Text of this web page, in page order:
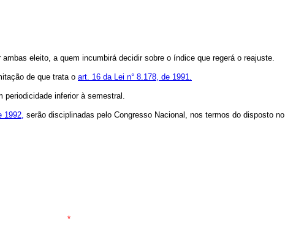
eleito, a quem incumbirá decidir sobre o índice que regerá o reajuste.
de que trata o art. 16 da Lei n° 8.178, de 1991.
periodicidade inferior à semestral.
1992, serão disciplinadas pelo Congresso Nacional, nos termos do disposto no
*